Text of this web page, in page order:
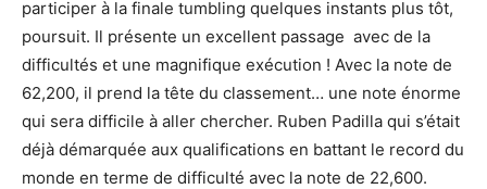
participer à la finale tumbling quelques instants plus tôt,
poursuit. Il présente un excellent passage avec de la
difficultés et une magnifique exécution ! Avec la note de
62,200, il prend la tête du classement… une note énorme
qui sera difficile à aller chercher. Ruben Padilla qui s’était
déjà démarquée aux qualifications en battant le record du
monde en terme de difficulté avec la note de 22,600.